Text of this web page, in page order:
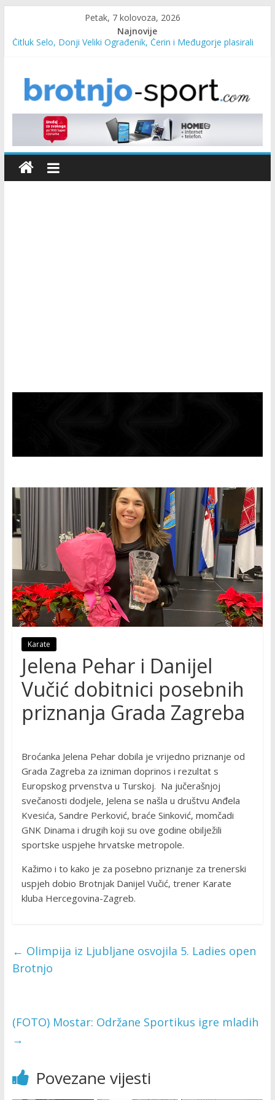
Petak, 7 kolovoza, 2026
Najnovije
Čitluk Selo, Donji Veliki Ograđenik, Čerin i Međugorje plasirali
Marin Čilić napredovao na ATP ljestvici
Poznati polufinalisti MNL MZ općine Čitluk – Brotnjo 2026.
Predsjednica Vlade Marija Buhač, ministar Ivo Bevanda i
načelnik Marin Radišić čestitali organizatoricama na realizaciji
sportsko edukativnog kampa “Izlazi vani”
Karate
Jelena Pehar i Danijel
Vučić dobitnici posebnih
priznanja Grada Zagreba
Broćanka Jelena Pehar dobila je vrijedno priznanje od
Grada Zagreba za izniman doprinos i rezultat s
Europskog prvenstva u Turskoj. Na jučerašnjoj
svečanosti dodjele, Jelena se našla u društvu Anđela
Kvesića, Sandre Perković, braće Sinković, momčadi
GNK Dinama i drugih koji su ove godine obilježili
sportske uspjehe hrvatske metropole.
Kažimo i to kako je za posebno priznanje za trenerski
uspjeh dobio Brotnjak Danijel Vučić, trener Karate
kluba Hercegovina-Zagreb.
← Olimpija iz Ljubljane osvojila 5. Ladies open
Brotnjo
(FOTO) Mostar: Održane Sportikus igre mladih
→
Povezane vijesti